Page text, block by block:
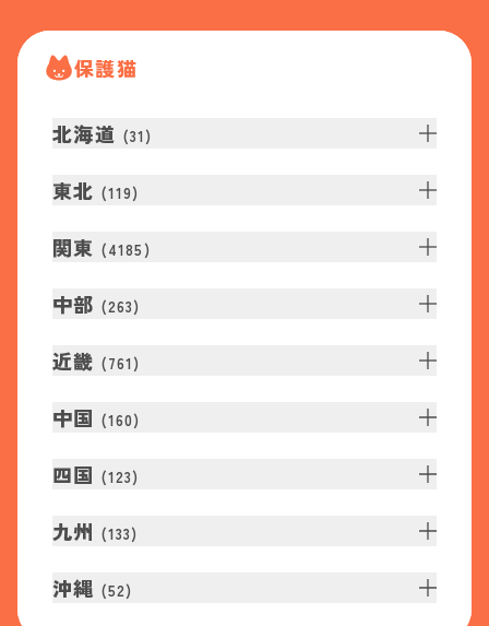
保護猫
北海道 (31 )
東北 (119)
関東 (4185 )
中部 (263)
近畿 (761 )
中国 (160)
四国 (123)
九州 (133)
沖縄 (52)